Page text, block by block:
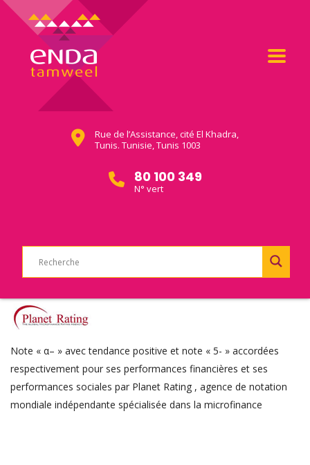
Rue de l’Assistance, cité El Khadra,
Tunis. Tunisie, Tunis 1003
80 100 349
N° vert
Note « α– » avec tendance positive et note « 5- » accordées
respectivement pour ses performances financières et ses
performances sociales par Planet Rating , agence de notation
mondiale indépendante spécialisée dans la microfinance